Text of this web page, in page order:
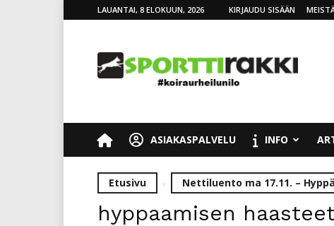
LAUANTAI, 8 ELOKUUN, 2026 KIRJAUDU SISÄÄN
ASIAKASPALVELU INFO
Etusivu Nettiluento ma 17.11. –
hyppaamisen